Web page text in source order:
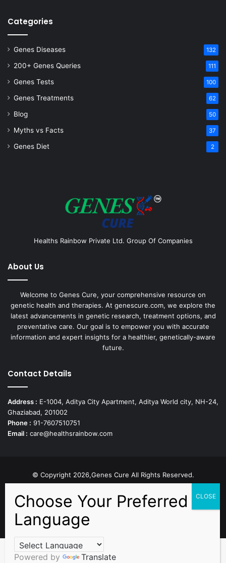
Categories
Genes Diseases 132
200+ Genes Queries 111
Genes Tests 100
Genes Treatments 62
Blog 50
Myths vs Facts 37
Genes Diet 2
Healths Rainbow Private Ltd. Group Of Companies
About Us
Welcome to Genes Cure, your comprehensive resource on
genetic health and therapies. At genescure.com, we explore the
latest advancements in genetic research, treatment options, and
preventative care. Our goal is to empower you with accurate
information and expert insights for a healthier, genetically-aware
future.
Contact Details
Address : E-1004, Aditya City Apartment, Aditya World city, NH-24,
Ghaziabad, 201002
Phone : 91-7607510751
Email : care@healthsrainbow.com
© Copyright 2026,Genes Cure All Rights Reserved.
Facebook
X
Powered by Translate